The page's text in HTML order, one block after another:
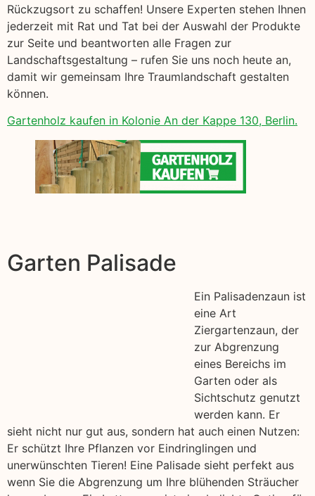
Rückzugsort zu schaffen! Unsere Experten stehen Ihnen
jederzeit mit Rat und Tat bei der Auswahl der Produkte
zur Seite und beantworten alle Fragen zur
Landschaftsgestaltung – rufen Sie uns noch heute an,
damit wir gemeinsam Ihre Traumlandschaft gestalten
können.
Gartenholz kaufen in Kolonie An der Kappe 130, Berlin.
Garten Palisade
Ein Palisadenzaun ist
eine Art
Ziergartenzaun, der
zur Abgrenzung
eines Bereichs im
Garten oder als
Sichtschutz genutzt
werden kann. Er
sieht nicht nur gut aus, sondern hat auch einen Nutzen:
Er schützt Ihre Pflanzen vor Eindringlingen und
unerwünschten Tieren! Eine Palisade sieht perfekt aus
wenn Sie die Abgrenzung um Ihre blühenden Sträucher